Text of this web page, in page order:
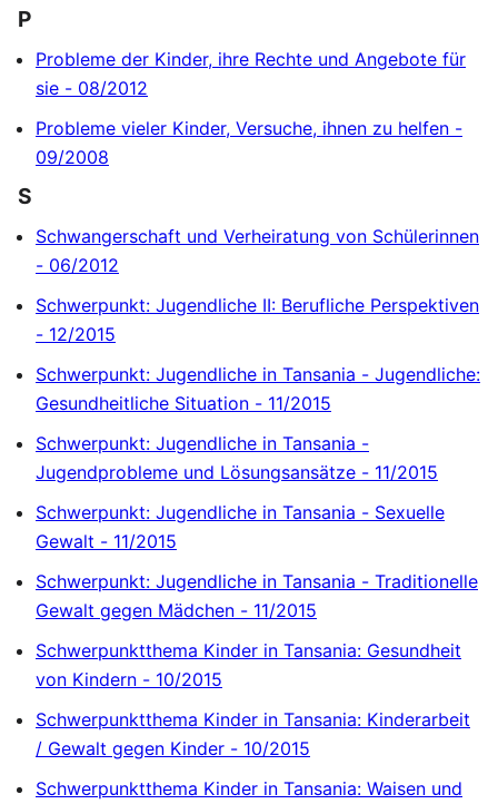
P
Probleme der Kinder, ihre Rechte und Angebote für
sie - 08/2012
Probleme vieler Kinder, Versuche, ihnen zu helfen -
09/2008
S
Schwangerschaft und Verheiratung von Schülerinnen
- 06/2012
Schwerpunkt: Jugendliche II: Berufliche Perspektiven
- 12/2015
Schwerpunkt: Jugendliche in Tansania - Jugendliche:
Gesundheitliche Situation - 11/2015
Schwerpunkt: Jugendliche in Tansania -
Jugendprobleme und Lösungsansätze - 11/2015
Schwerpunkt: Jugendliche in Tansania - Sexuelle
Gewalt - 11/2015
Schwerpunkt: Jugendliche in Tansania - Traditionelle
Gewalt gegen Mädchen - 11/2015
Schwerpunktthema Kinder in Tansania: Gesundheit
von Kindern - 10/2015
Schwerpunktthema Kinder in Tansania: Kinderarbeit
/ Gewalt gegen Kinder - 10/2015
Schwerpunktthema Kinder in Tansania: Waisen und